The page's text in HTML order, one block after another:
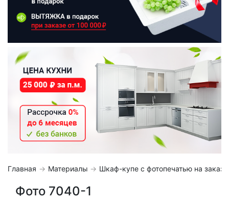
Главная Материалы Шкаф-купе с фотопечатью на заказ
Фото 7040-1